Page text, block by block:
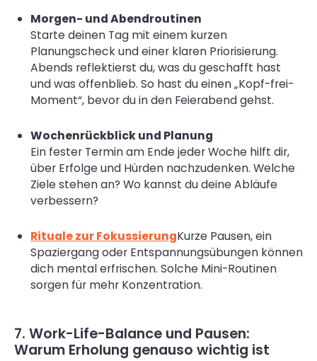
Morgen- und Abendroutinen
Starte deinen Tag mit einem kurzen
Planungscheck und einer klaren Priorisierung.
Abends reflektierst du, was du geschafft hast
und was offenblieb. So hast du einen „Kopf-frei-
Moment“, bevor du in den Feierabend gehst.
Wochenrückblick und Planung
Ein fester Termin am Ende jeder Woche hilft dir,
über Erfolge und Hürden nachzudenken. Welche
Ziele stehen an? Wo kannst du deine Abläufe
verbessern?
Rituale zur FokussierungKurze Pausen, ein
Spaziergang oder Entspannungsübungen können
dich mental erfrischen. Solche Mini-Routinen
sorgen für mehr Konzentration.
7. Work-Life-Balance und Pausen:
Warum Erholung genauso wichtig ist